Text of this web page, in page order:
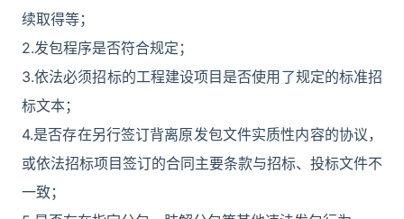
续取得等；
2.发包程序是否符合规定；
3.依法必须招标的工程建设项目是否使用了规定的标准招
标文本；
4.是否存在另行签订背离原发包文件实质性内容的协议，
或依法招标项目签订的合同主要条款与招标、投标文件不
一致；